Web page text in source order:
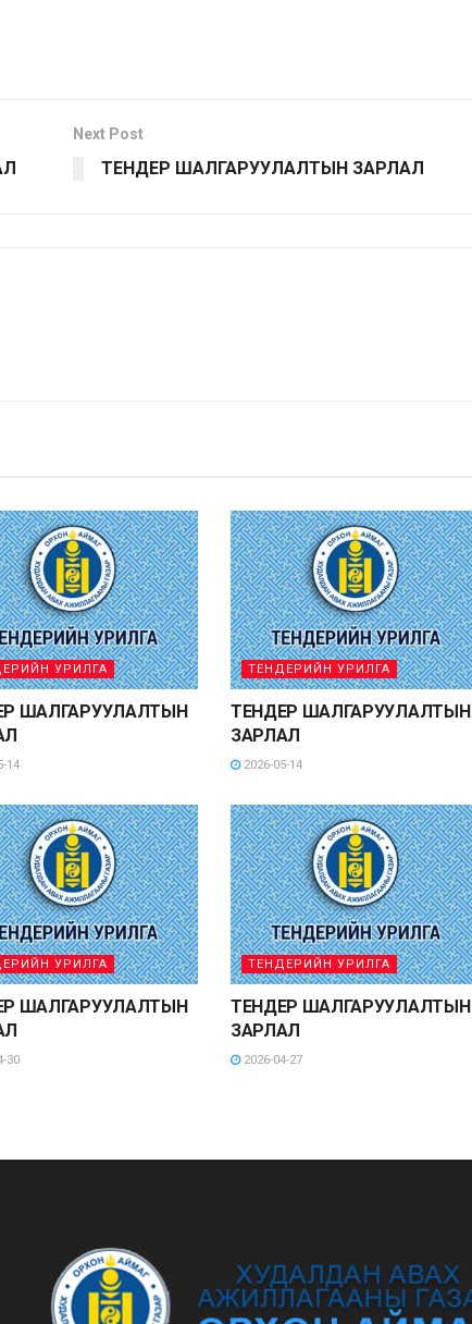
Next Post
ТЕНДЕР ШАЛГАРУУЛАЛТЫН ЗАРЛАЛ
УРИЛГА
ШАЛГАРУУЛАЛТЫН
14
ТЕНДЕРИЙН УРИЛГА
ТЕНДЕР ШАЛГАРУУЛАЛТЫН
ЗАРЛАЛ
2026-05-14
УРИЛГА
ШАЛГАРУУЛАЛТЫН
30
ТЕНДЕРИЙН УРИЛГА
ТЕНДЕР ШАЛГАРУУЛАЛТЫН
ЗАРЛАЛ
2026-04-27